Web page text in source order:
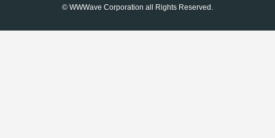
© WWWave Corporation all Rights Reserved.